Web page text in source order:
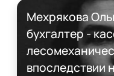
Мехрякова
бухгалтер -
впоследствии